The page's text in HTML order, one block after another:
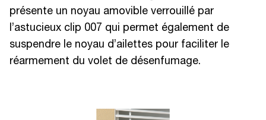
présente un noyau amovible verrouillé par
l’astucieux clip 007 qui permet également de
suspendre le noyau d’ailettes pour faciliter le
réarmement du volet de désenfumage.